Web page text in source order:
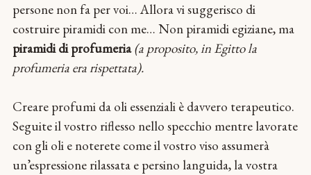
persone non fa per voi… Allora vi suggerisco di
costruire piramidi con me… Non piramidi egiziane, ma
piramidi di profumeria(a proposito, in Egitto la
profumeria era rispettata).
Creare profumi da oli essenziali è davvero terapeutico.
Seguite il vostro riflesso nello specchio mentre lavorate
con gli oli e noterete come il vostro viso assumerà
un’espressione rilassata e persino languida, la vostra